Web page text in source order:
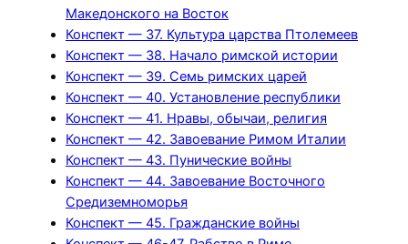
Македонского на Восток
Конспект — 37. Культура царства Птолемеев
Конспект — 38. Начало римской истории
Конспект — 39. Семь римских царей
Конспект — 40. Установление республики
Конспект — 41. Нравы, обычаи, религия
Конспект — 42. Завоевание Римом Италии
Конспект — 43. Пунические войны
Конспект — 44. Завоевание Восточного
Средиземноморья
Конспект — 45. Гражданские войны